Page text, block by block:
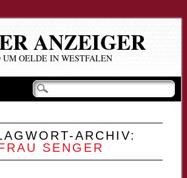
ANZEIGER
UM OELDE IN WESTFALEN
ARCHIV:
SENGER